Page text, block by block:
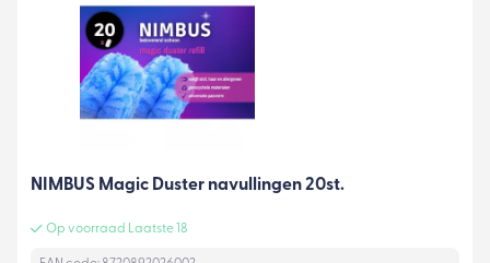
NIMBUS Magic Duster navullingen 20st.
Op voorraad Laatste 18